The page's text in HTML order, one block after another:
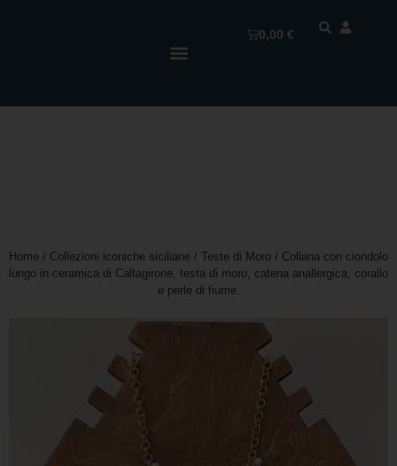
0,00€
Home / Collezioni iconiche siciliane / Teste di Moro / Collana con ciondolo
lungo in ceramica di Caltagirone, testa di moro, catena anallergica, corallo
e perle di fiume.